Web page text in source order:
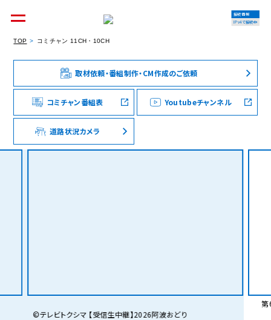
個人のお客様 集合住宅オーナーの方
法人のお客様 料金シミュレーション
接続情報
IPv4で接続中
TOP コミチャン 11CH・10CH
取材依頼・番組制作・CM作成のご依頼
コミチャン番組表 Youtubeチャンネル
道路状況カメラ
©テレビトクシマ 【受信生中継】2026阿波おどり
第